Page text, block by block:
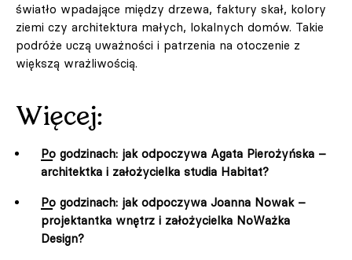
światło wpadające między drzewa, faktury skał, kolory
ziemi czy architektura małych, lokalnych domów. Takie
podróże uczą uważności i patrzenia na otoczenie z
większą wrażliwością.
Więcej:
Po godzinach: jak odpoczywa Agata Pierożyńska –
architektka i założycielka studia Habitat?
Po godzinach: jak odpoczywa Joanna Nowak –
projektantka wnętrz i założycielka NoWażka
Design?